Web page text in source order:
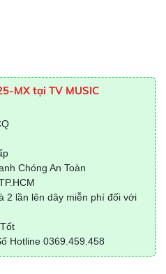
MX tại TV MUSIC
Chóng An Toàn
2 lần lên dây miễn phí đối với
Hotline 0369.459.458